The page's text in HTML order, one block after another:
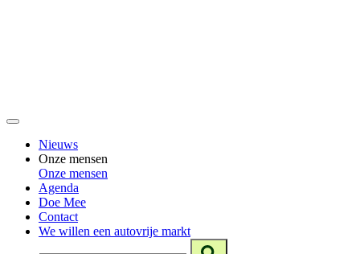
Nieuws
Onze mensen
Onze mensen
Agenda
Doe Mee
Contact
We willen een autovrije markt